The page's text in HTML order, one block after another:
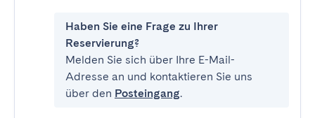
Haben Sie eine Frage zu Ihrer
Reservierung?
Melden Sie sich über Ihre E-Mail-
Adresse an und kontaktieren Sie uns
über den Posteingang.